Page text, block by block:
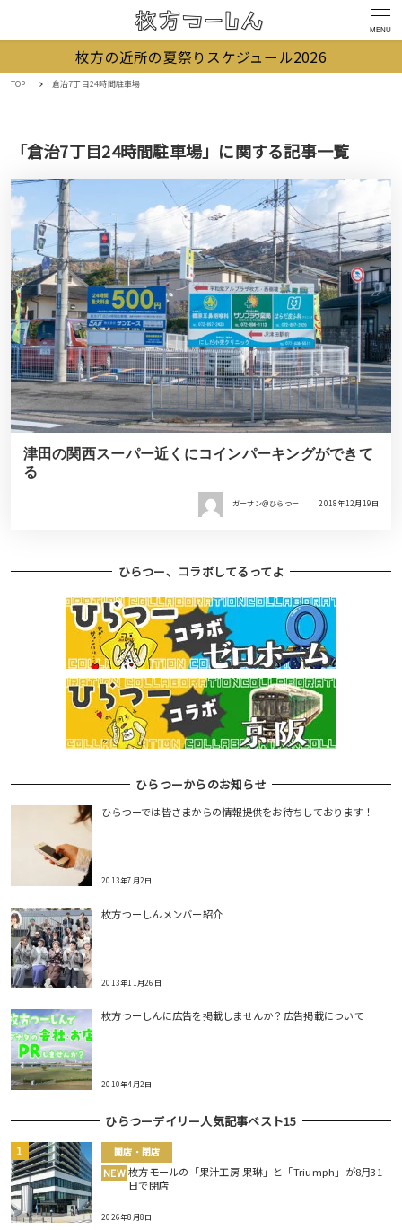
MENU
枚方の近所の夏祭りスケジュール2026
TOP 倉治7丁目24時間駐車場
「倉治7丁目24時間駐車場」に関する記事一覧
津田の関西スーパー近くにコインパーキングができて
る
ガーサン＠ひらつー 2018年12月19日
ひらつー、コラボしてるってよ
ひらつーからのお知らせ
ひらつーでは皆さまからの情報提供をお待ちしております！
2013年7月2日
枚方つーしんメンバー紹介
2013年11月26日
枚方つーしんに広告を掲載しませんか？広告掲載について
2010年4月2日
ひらつーデイリー人気記事ベスト15
開店・閉店
NEW 枚方モールの「果汁工房 果琳」と「Triumph」が8月31
日で閉店
2026年8月8日